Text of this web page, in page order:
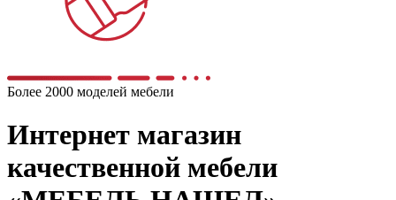
Более 2000 моделей мебели
Интернет магазин
качественной мебели